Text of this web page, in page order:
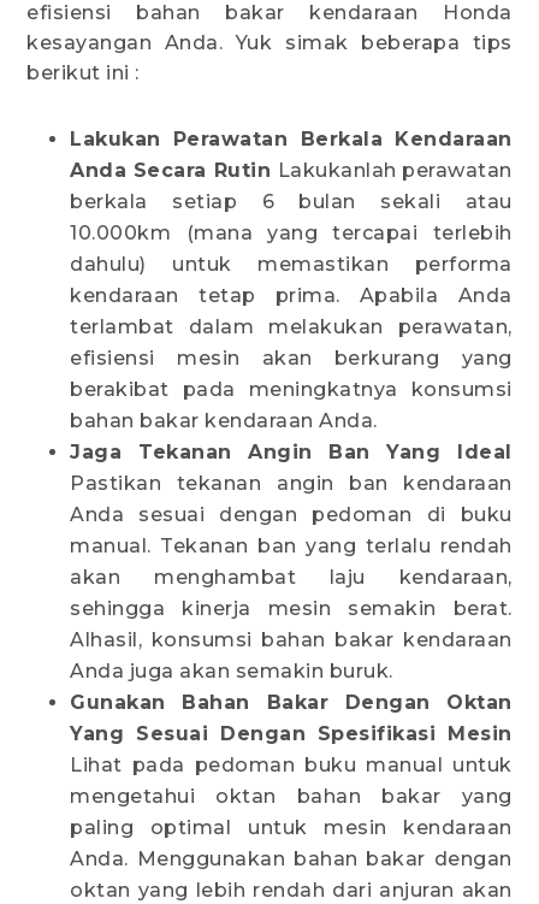
efisiensi bahan bakar kendaraan Honda
kesayangan Anda. Yuk simak beberapa tips
berikut ini :
Lakukan Perawatan Berkala Kendaraan
Anda Secara Rutin Lakukanlah perawatan
berkala setiap 6 bulan sekali atau
10.000km (mana yang tercapai terlebih
dahulu) untuk memastikan performa
kendaraan tetap prima. Apabila Anda
terlambat dalam melakukan perawatan,
efisiensi mesin akan berkurang yang
berakibat pada meningkatnya konsumsi
bahan bakar kendaraan Anda.
Jaga Tekanan Angin Ban Yang Ideal
Pastikan tekanan angin ban kendaraan
Anda sesuai dengan pedoman di buku
manual. Tekanan ban yang terlalu rendah
akan menghambat laju kendaraan,
sehingga kinerja mesin semakin berat.
Alhasil, konsumsi bahan bakar kendaraan
Anda juga akan semakin buruk.
Gunakan Bahan Bakar Dengan Oktan
Yang Sesuai Dengan Spesifikasi Mesin
Lihat pada pedoman buku manual untuk
mengetahui oktan bahan bakar yang
paling optimal untuk mesin kendaraan
Anda. Menggunakan bahan bakar dengan
oktan yang lebih rendah dari anjuran akan